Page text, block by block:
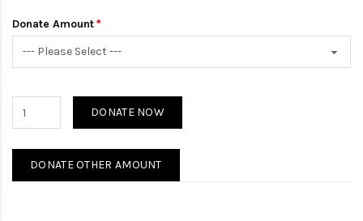
Donate Amount
DONATE NOW
DONATE OTHER AMOUNT